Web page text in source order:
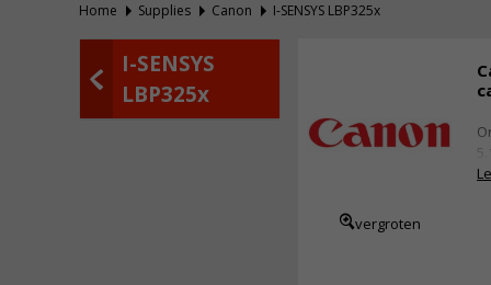
Home Supplies Canon I-SENSYS LBP325x
I-SENSYS
LBP325x
vergroten